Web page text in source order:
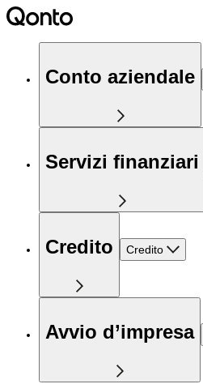
Conto aziendale
Servizi finanziari
Credito Credito
Avvio d’impresa